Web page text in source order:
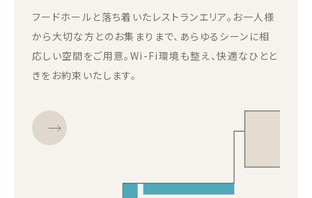
フードホールと落ち着いたレストランエリア。お一人様
から大切な方とのお集まりまで、あらゆるシーンに相
応しい空間をご用意。Wi-Fi環境も整え、快適なひとと
きをお約束いたします。